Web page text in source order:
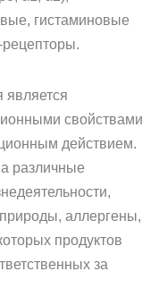
гистаминовые
является
свойствами
действием.
различные
аллергены,
продуктов
за